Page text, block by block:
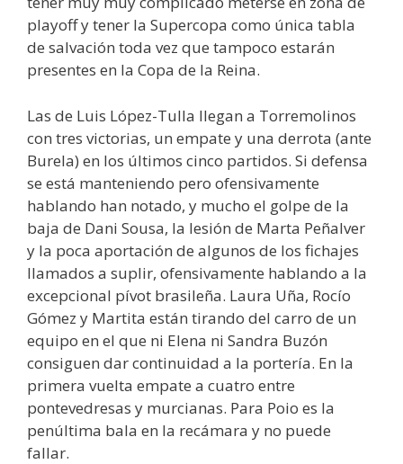
playoff y tener la Supercopa como única tabla
de salvación toda vez que tampoco estarán
presentes en la Copa de la Reina.
Las de Luis López-Tulla llegan a Torremolinos
con tres victorias, un empate y una derrota (ante
Burela) en los últimos cinco partidos. Si defensa
se está manteniendo pero ofensivamente
hablando han notado, y mucho el golpe de la
baja de Dani Sousa, la lesión de Marta Peñalver
y la poca aportación de algunos de los fichajes
llamados a suplir, ofensivamente hablando a la
excepcional pívot brasileña. Laura Uña, Rocío
Gómez y Martita están tirando del carro de un
equipo en el que ni Elena ni Sandra Buzón
consiguen dar continuidad a la portería. En la
primera vuelta empate a cuatro entre
pontevedresas y murcianas. Para Poio es la
penúltima bala en la recámara y no puede
fallar.